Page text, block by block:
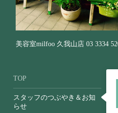
美容室milfoo 久我山店 03 3334
TOP
スタッフのつぶやき＆お知
らせ